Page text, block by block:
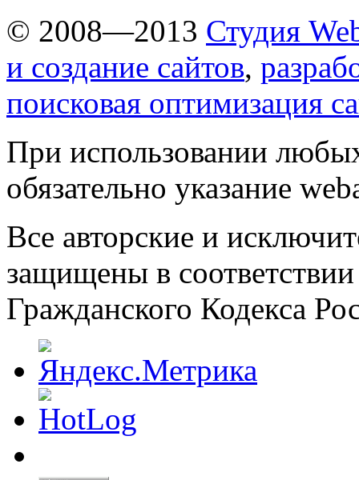
© 2008—2013 Студия
и создание сайтов,
поисковая оптимизация
При использовании
обязательно указание
Все авторские и
защищены в
Гражданского Кодекса